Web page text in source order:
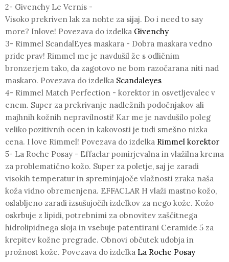
2- Givenchy Le Vernis -
Visoko prekriven lak za nohte za sijaj. Do i need to say
more? Inlove! Povezava do izdelka Givenchy
3- Rimmel ScandalEyes maskara - Dobra maskara vedno
pride prav! Rimmel me je navdušil že s odličnim
bronzerjem tako, da zagotovo ne bom razočarana niti nad
maskaro. Povezava do izdelka Scandaleyes
4- Rimmel Match Perfection - korektor in osvetljevalec v
enem. Super za prekrivanje nadležnih podočnjakov ali
majhnih kožnih nepravilnosti! Kar me je navdušilo poleg
veliko pozitivnih ocen in kakovosti je tudi smešno nizka
cena. I love Rimmel! Povezava do izdelka Rimmel korektor
5- La Roche Posay - Effaclar pomirjevalna in vlažilna krema
za problematično kožo. Super za poletje, saj je zaradi
visokih temperatur in spreminjajoče vlažnosti zraka naša
koža vidno obremenjena. EFFACLAR H vlaži mastno kožo,
oslabljeno zaradi izsušujočih izdelkov za nego kože. Kožo
oskrbuje z lipidi, potrebnimi za obnovitev zaščitnega
hidrolipidnega sloja in vsebuje patentirani Ceramide 5 za
krepitev kožne pregrade. Obnovi občutek udobja in
prožnost kože. Povezava do izdelka La Roche Posay